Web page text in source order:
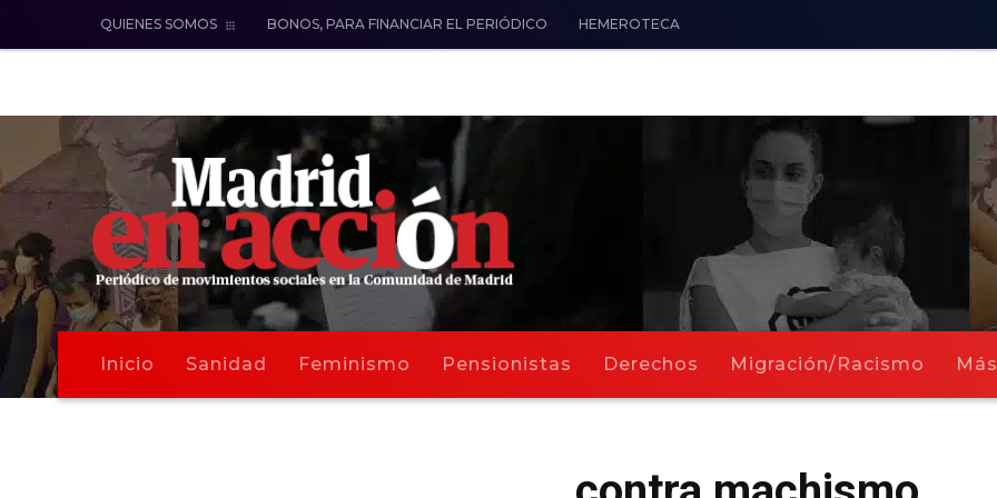
QUIENES SOMOS BONOS, PARA FINANCIAR EL PERIÓDICO HEMEROTECA
Inicio Sanidad Feminismo Pensionistas Derechos Migración/Racismo Más